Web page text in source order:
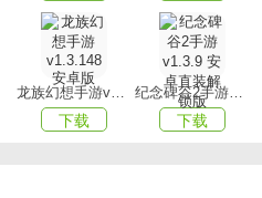
可能引发惊心动魄的战斗对
握战斗节奏。
时将展现出极具观赏性的特
龙族幻想手游v1.3.148 安卓版
下载
纪念碑谷2手游v1.3.9 安卓直装解锁版
下载